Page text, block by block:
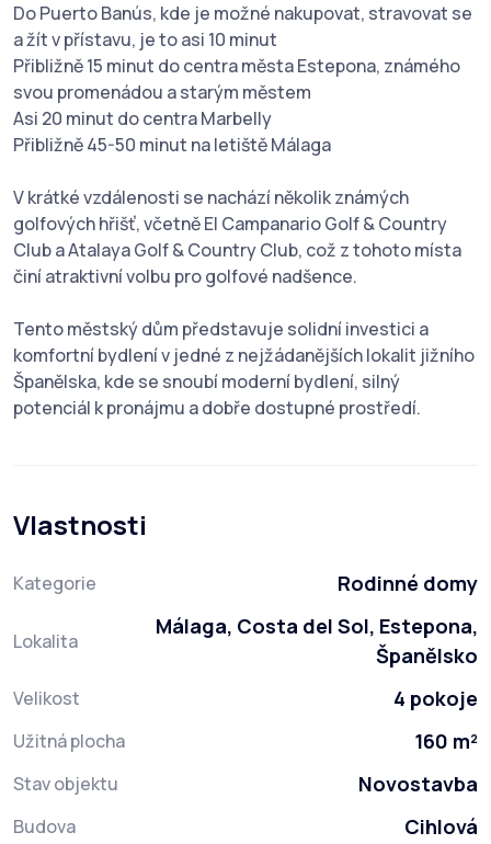
Do Puerto Banús, kde je možné nakupovat, stravovat se
a žít v přístavu, je to asi 10 minut
Přibližně 15 minut do centra města Estepona, známého
svou promenádou a starým městem
Asi 20 minut do centra Marbelly
Přibližně 45-50 minut na letiště Málaga
V krátké vzdálenosti se nachází několik známých
golfových hřišť, včetně El Campanario Golf & Country
Club a Atalaya Golf & Country Club, což z tohoto místa
činí atraktivní volbu pro golfové nadšence.
Tento městský dům představuje solidní investici a
komfortní bydlení v jedné z nejžádanějších lokalit jižního
Španělska, kde se snoubí moderní bydlení, silný
potenciál k pronájmu a dobře dostupné prostředí.
Vlastnosti
Kategorie Rodinné domy
Lokalita
Málaga, Costa del Sol, Estepona,
Španělsko
Velikost 4 pokoje
Užitná plocha 160 m²
Stav objektu Novostavba
Budova Cihlová